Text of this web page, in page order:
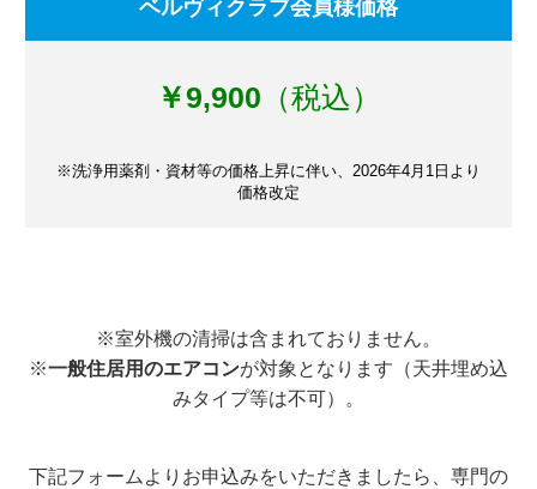
ベルヴィクラブ会員様価格
￥9,900 （税込）
※洗浄用薬剤・資材等の価格上昇に伴い、2026年4月1日より
価格改定
※室外機の清掃は含まれておりません。
※一般住居用のエアコンが対象となります（天井埋め込
みタイプ等は不可）。
下記フォームよりお申込みをいただきましたら、専門の